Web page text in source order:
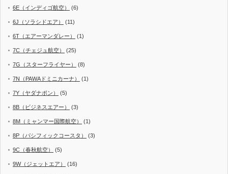
6E（インディゴ航空） (6)
6J（ソラシドエア） (11)
6T（エアーマンダレー） (1)
7C（チェジュ航空） (25)
7G（スターフライヤー） (8)
7N（PAWAドミニカーナ） (1)
7Y（ヤダナポン） (5)
8B（ビジネスエアー） (3)
8M（ミャンマー国際航空） (1)
8P（パシフィックコースタ） (3)
9C（春秋航空） (5)
9W（ジェットエア） (16)